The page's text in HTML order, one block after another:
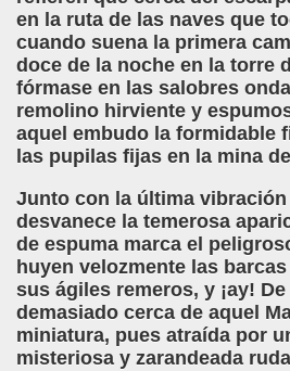
en la ruta de las naves que
cuando suena la primera
doce de la noche en la torre
fórmase en las salobres
remolino hirviente y
aquel embudo la formidable
las pupilas fijas en la mina
Junto con la última vibración
desvanece la temerosa
de espuma marca el
huyen velozmente las
sus ágiles remeros, y ¡ay!
demasiado cerca de aquel
miniatura, pues atraída por
misteriosa y zarandeada